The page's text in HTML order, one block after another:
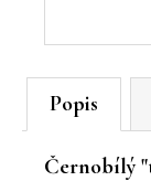
Popis
Černobílý